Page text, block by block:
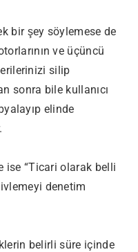
bir şey söylemese de
ve üçüncü
silip
sonra bile kullanıcı
elinde
ise “Ticari olarak belli
denetim
belirli süre içinde